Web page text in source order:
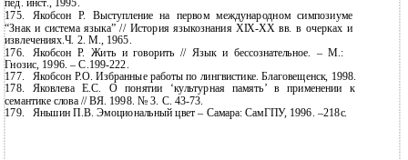
пед. инст., 1995.
175.
Якобсон Р. Выступление на первом международном симпозиуме
“Знак и система языка” // История языкознанияXIX-XX вв. в очерках и
извлечениях.Ч. 2. М., 1965.
176.
Якобсон Р. Жить и говорить // Язык и бессознательное. – М.:
Гнозис, 1996. –С.199-222.
177.
Якобсон Р.О. Избранные работы по лингвистике. Благовещенск, 1998.
178.
Яковлева Е.С. О понятии ‘культурная память’ в применении к
семантике слова // ВЯ. 1998. № 3. С. 43-73.
179.
Яньшин П.В. Эмоциональный цвет – Самара: СамГПУ, 1996. –218с.